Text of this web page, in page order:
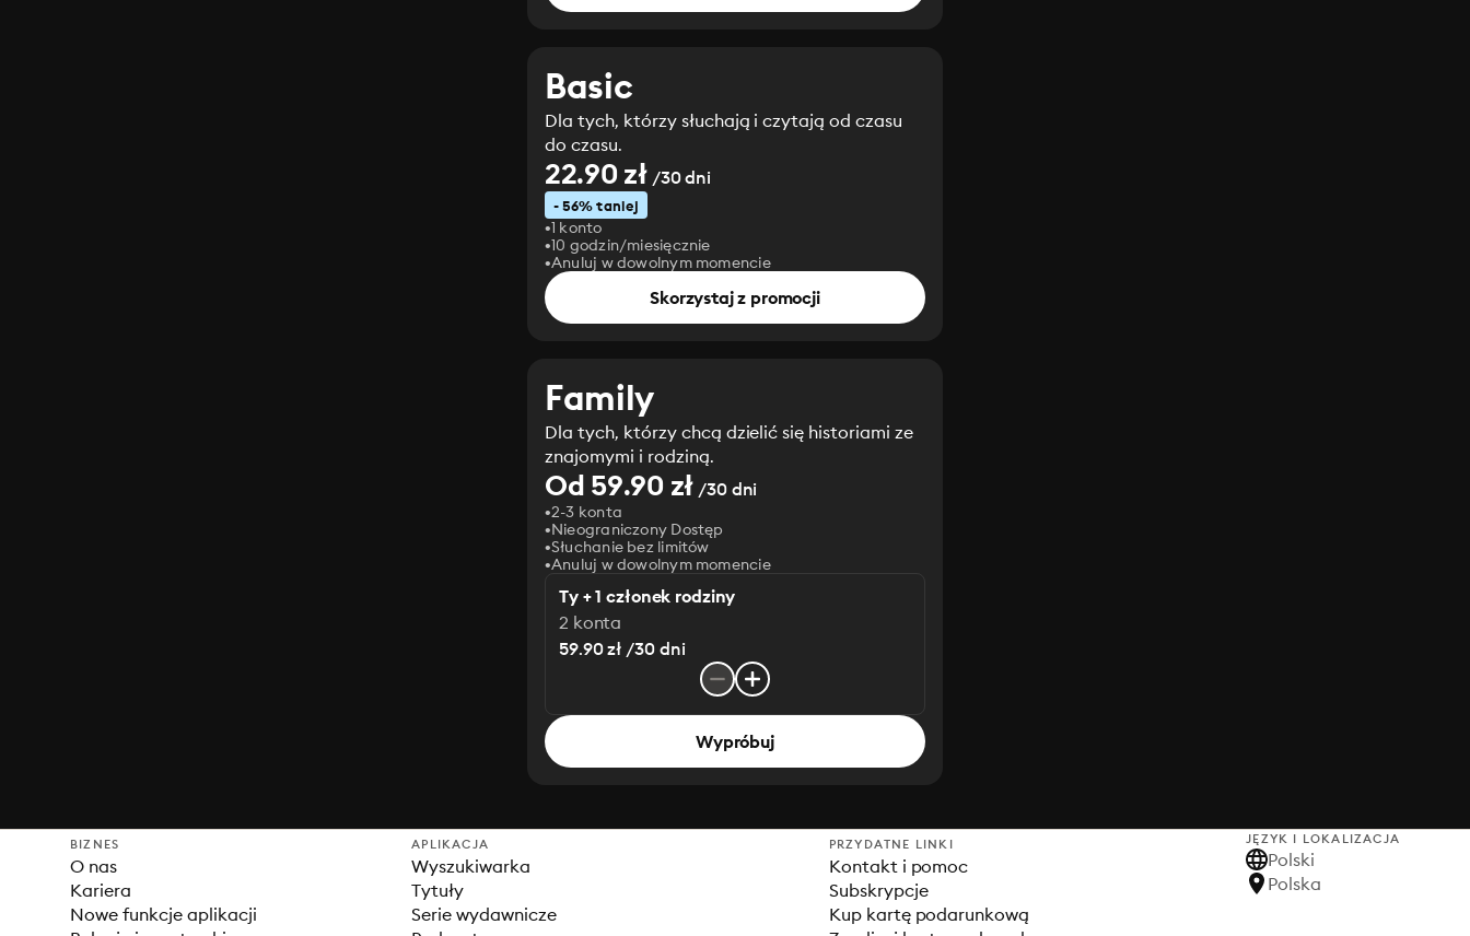
Basic
Dla tych, którzy słuchają i czytają od czasu
do czasu.
22.90 zł/30 dni
- 56% taniej
1 konto
10 godzin/miesięcznie
Anuluj w dowolnym momencie
Skorzystaj z promocji
Family
Dla tych, którzy chcą dzielić się historiami ze
znajomymi i rodziną.
Od 59.90 zł /30 dni
2-3 konta
Nieograniczony Dostęp
Słuchanie bez limitów
Anuluj w dowolnym momencie
Ty + 1 członek rodziny
2 konta
59.90 zł /30 dni
Wypróbuj
BIZNES
O nas
Kariera
Nowe funkcje aplikacji
APLIKACJA
Wyszukiwarka
Tytuły
Serie wydawnicze
PRZYDATNE LINKI
Kontakt i pomoc
Subskrypcje
Kup kartę podarunkową
JĘZYK I LOKALIZACJA
Polski
Polska